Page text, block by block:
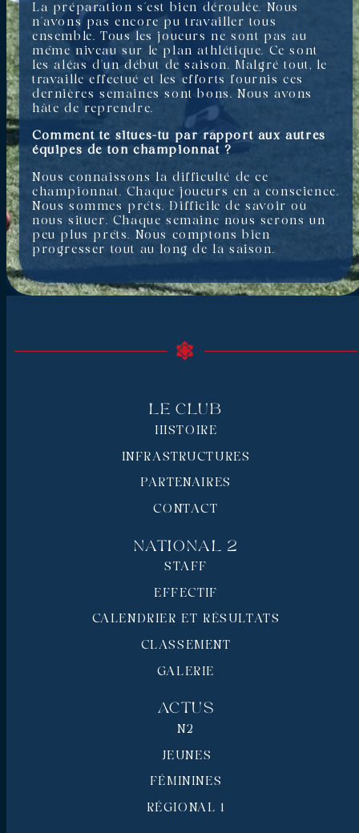
La préparation s’est bien déroulée. Nous
n’avons pas encore pu travailler tous
ensemble. Tous les joueurs ne sont pas au
même niveau sur le plan athlétique. Ce sont
les aléas d’un début de saison. Malgré tout, le
travaille effectué et les efforts fournis ces
dernières semaines sont bons. Nous avons
hâte de reprendre.
Comment te situes-tu par rapport aux autres
équipes de ton championnat ?
Nous connaissons la difficulté de ce
championnat. Chaque joueurs en a conscience.
Nous sommes prêts. Difficile de savoir où
nous situer. Chaque semaine nous serons un
peu plus prêts. Nous comptons bien
progresser tout au long de la saison.
Le Club
HISTOIRE
INFRASTRUCTURES
PARTENAIRES
CONTACT
National 2
STAFF
EFFECTIF
CALENDRIER ET RÉSULTATS
CLASSEMENT
GALERIE
Actus
N2
JEUNES
FÉMININES
RÉGIONAL 1